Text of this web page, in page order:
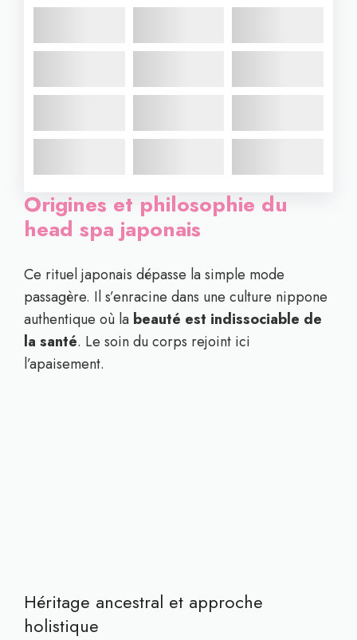
Origines et philosophie du
head spa japonais
Ce rituel japonais dépasse la simple mode
passagère. Il s’enracine dans une culture nippone
authentique où la beauté est indissociable de
la santé. Le soin du corps rejoint ici
l’apaisement.
Héritage ancestral et approche
holistique